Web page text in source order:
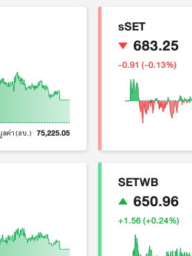
ลค่า (ลบ.) 75,225.05
sSET
683.25
-0.91 (-0.13%)
SETWB
650.96
+1.56 (+0.24%)